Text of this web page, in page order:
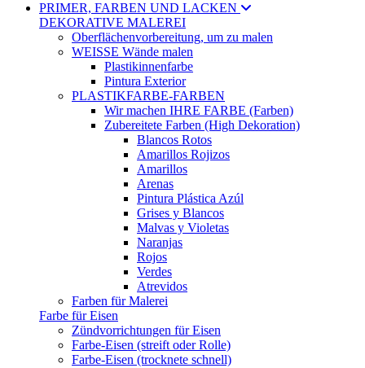
PRIMER, FARBEN UND LACKEN
DEKORATIVE MALEREI
Oberflächenvorbereitung, um zu malen
WEISSE Wände malen
Plastikinnenfarbe
Pintura Exterior
PLASTIKFARBE-FARBEN
Wir machen IHRE FARBE (Farben)
Zubereitete Farben (High Dekoration)
Blancos Rotos
Amarillos Rojizos
Amarillos
Arenas
Pintura Plástica Azúl
Grises y Blancos
Malvas y Violetas
Naranjas
Rojos
Verdes
Atrevidos
Farben für Malerei
Farbe für Eisen
Zündvorrichtungen für Eisen
Farbe-Eisen (streift oder Rolle)
Farbe-Eisen (trocknete schnell)